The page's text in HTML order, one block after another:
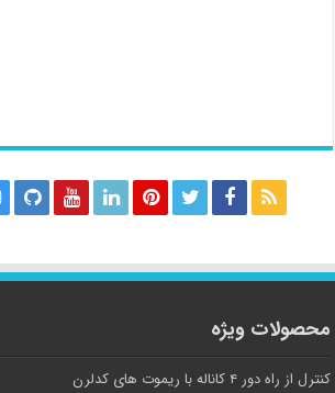
محصولات ویژه
کنترل از راه دور ۴ کاناله با ریموت های کدلرن